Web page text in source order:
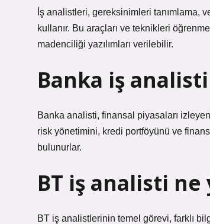
İş analistleri, gereksinimleri tanımlama,
kullanır. Bu araçları ve teknikleri
madenciliği yazılımları verilebilir.
Banka iş
Banka analisti, finansal piyasaları
risk yönetimini, kredi portföyünü ve
bulunurlar.
BT iş analisti ne
BT iş analistlerinin temel görevi, farklı